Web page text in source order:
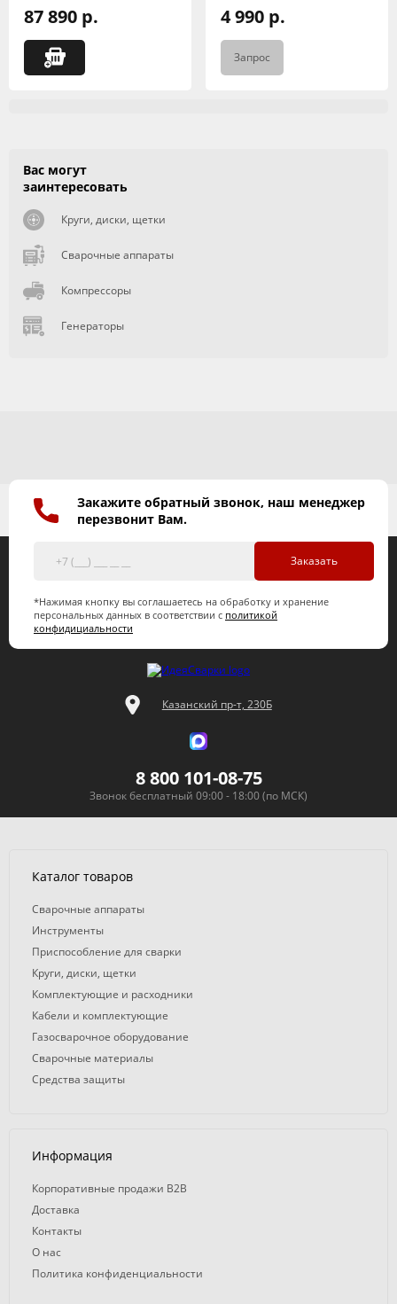
87 890 р. 4 990 р.
Запрос
Вас могут
заинтересовать
Круги, диски, щетки
Сварочные аппараты
Компрессоры
Генераторы
Закажите обратный звонок, наш менеджер
перезвонит Вам.
Заказать
*Нажимая кнопку вы соглашаетесь на обработку и хранение
персональных данных в соответствии с политикой
конфидициальности
Казанский пр-т, 230Б
8 800 101-08-75
Звонок бесплатный 09:00 - 18:00 (по МСК)
Каталог товаров
Сварочные аппараты
Инструменты
Приспособление для сварки
Круги, диски, щетки
Комплектующие и расходники
Кабели и комплектующие
Газосварочное оборудование
Сварочные материалы
Средства защиты
Информация
Корпоративные продажи B2B
Доставка
Контакты
О нас
Политика конфиденциальности